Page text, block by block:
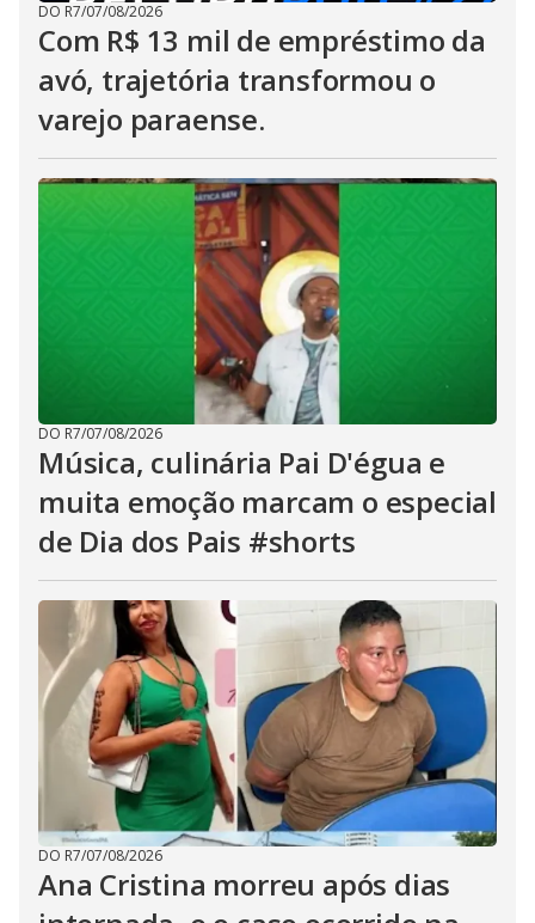
DO R7/07/08/2026
Com R$ 13 mil de empréstimo da
avó, trajetória transformou o
varejo paraense.
DO R7/07/08/2026
Música, culinária Pai D'égua e
muita emoção marcam o especial
de Dia dos Pais #shorts
DO R7/07/08/2026
Ana Cristina morreu após dias